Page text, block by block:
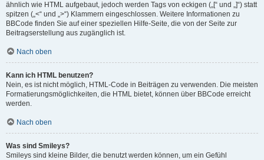
ähnlich wie HTML aufgebaut, jedoch werden Tags von eckigen („[“ und „]“) statt
spitzen („<“ und „>“) Klammern eingeschlossen. Weitere Informationen zu
BBCode finden Sie auf einer speziellen Hilfe-Seite, die von der Seite zur
Beitragserstellung aus zugänglich ist.
Nach oben
Kann ich HTML benutzen?
Nein, es ist nicht möglich, HTML-Code in Beiträgen zu verwenden. Die meisten
Formatierungsmöglichkeiten, die HTML bietet, können über BBCode erreicht
werden.
Nach oben
Was sind Smileys?
Smileys sind kleine Bilder, die benutzt werden können, um ein Gefühl